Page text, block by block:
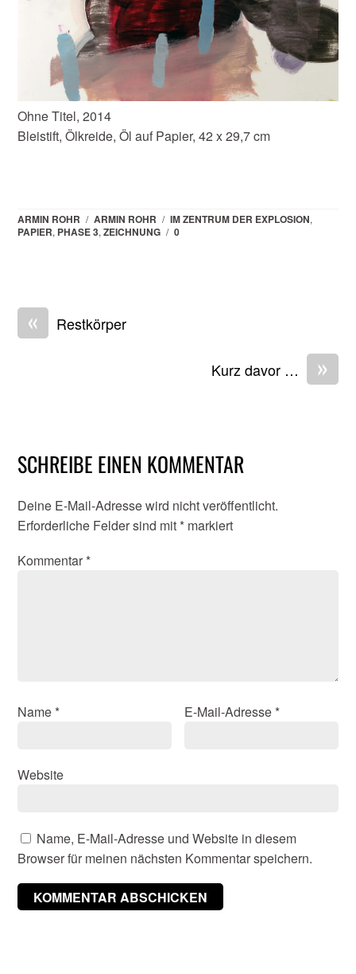
Ohne Titel, 2014
Bleistift, Ölkreide, Öl auf Papier, 42 x 29,7 cm
ARMIN ROHR / ARMIN ROHR / IM ZENTRUM DER EXPLOSION,
PAPIER, PHASE 3,ZEICHNUNG / 0
« Restkörper
»
Kurz davor …
SCHREIBE EINEN KOMMENTAR
Deine E-Mail-Adresse wird nicht veröffentlicht.
Erforderliche Felder sind mit * markiert
Kommentar *
Name * E-Mail-Adresse *
Website
Name, E-Mail-Adresse und Website in diesem
Browser für meinen nächsten Kommentar speichern.